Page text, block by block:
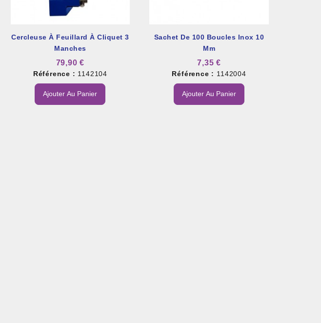
Cercleuse À Feuillard À Cliquet 3
Manches
79,90 €
Référence : 1142104
Ajouter Au Panier
Sachet De 100 Boucles Inox 10
Mm
7,35 €
Référence : 1142004
Ajouter Au Panier